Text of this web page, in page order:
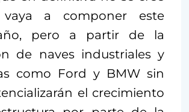
a componer este
pero a partir de la
de naves industriales y
como Ford y BMW sin
el crecimiento